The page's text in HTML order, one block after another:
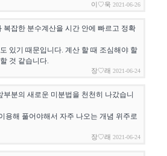
이♡욱 2021-06-26
잡한 분수계산을 시간 안에 빠르고 정확
있기 때문입니다. 계산 할 때 조심해야 할
것 같습니다.
장♡래 2021-06-24
분의 새로운 미분법을 천천히 나갔습니
용해 풀어야해서 자주 나오는 개념 위주로
장♡래 2021-06-24